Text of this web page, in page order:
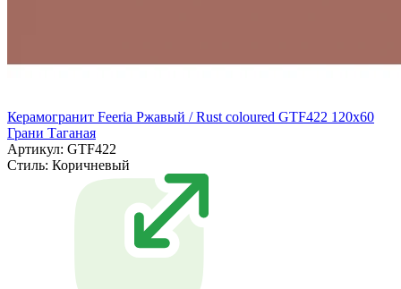
Керамогранит Feeria Ржавый / Rust coloured GTF422 120х60
Грани Таганая
Артикул: GTF422
Стиль: Коричневый